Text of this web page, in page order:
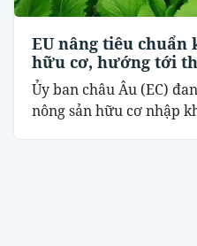
EU nâng tiêu chuẩn
hữu cơ, hướng tới
Ủy ban châu Âu (EC)
nông sản hữu cơ nhập